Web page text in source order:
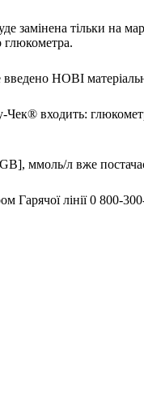
замінена тільки на
глюкометра.
НОВІ
входить:
ммоль/л вже
Гарячої лінії 0 800-
в Україні.